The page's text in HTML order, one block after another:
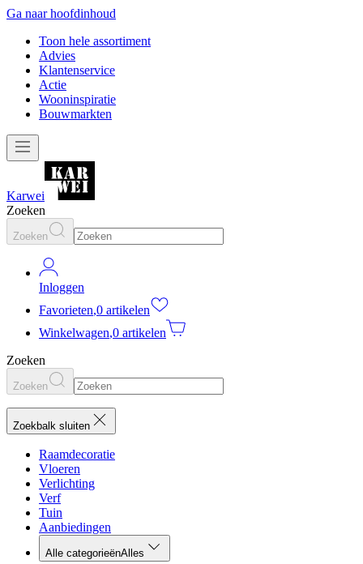
Ga naar hoofdinhoud
Toon hele assortiment
Advies
Klantenservice
Actie
Wooninspiratie
Bouwmarkten
Karwei
Zoeken
Zoeken
Inloggen
Favorieten,0 artikelen
Winkelwagen,0 artikelen
Zoeken
Zoeken
Zoekbalk sluiten
Raamdecoratie
Vloeren
Verlichting
Verf
Tuin
Aanbiedingen
Alle categorieënAlles